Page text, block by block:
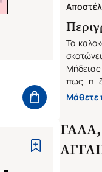
Το
πως η
παιδιά
Μάθετε